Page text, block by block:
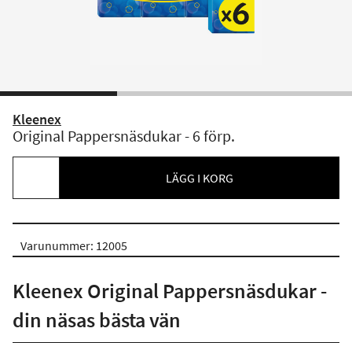
Kleenex
Original Pappersnäsdukar - 6 förp.
LÄGG I KORG
Varunummer: 12005
Kleenex Original Pappersnäsdukar -
din näsas bästa vän